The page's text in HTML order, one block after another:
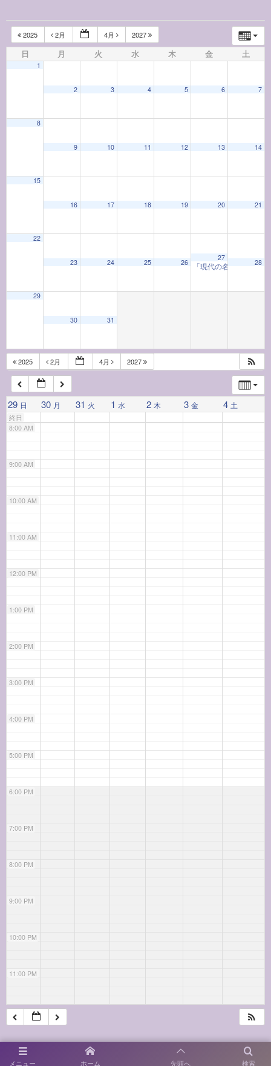
2025 2月 4月 2027
日 月 火 水 木 金 土
1
2 3 4 5 6 7
8
9 10 11 12 13 14
15
16 17 18 19 20 21
22
23 24 25 26
27
「現代の名工」による
28
29
30 31
2025 2月 4月 2027
29 日 30 月 31 火 1 水 2 木 3 金 4 土
終日
6:00 AM
7:00 AM
8:00 AM
9:00 AM
10:00 AM
11:00 AM
12:00 PM
1:00 PM
2:00 PM
3:00 PM
4:00 PM
5:00 PM
6:00 PM
7:00 PM
8:00 PM
9:00 PM
10:00 PM
11:00 PM
メニュー 検索
ホーム 先頭へ